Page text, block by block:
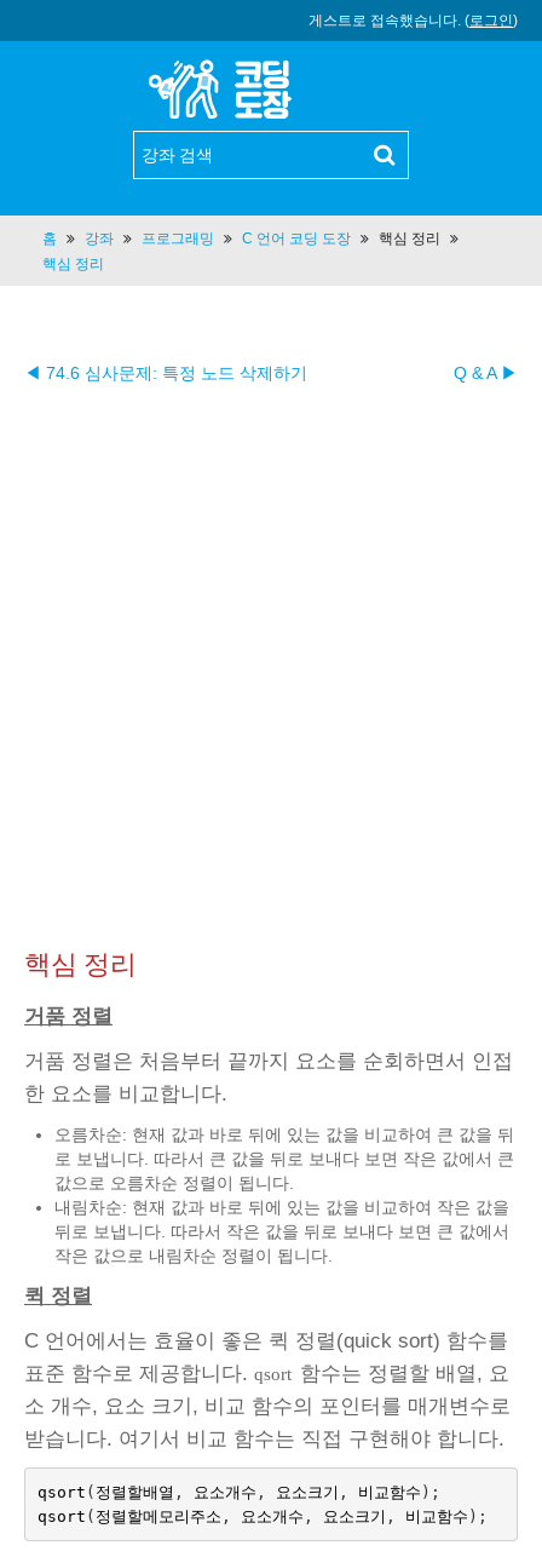
게스트로 접속했습니다. (로그인)
홈 강좌 프로그래밍 C 언어 코딩 도장
핵심 정리
핵심 정리
◀ 74.6 심사문제: 특정 노드 삭제하기 Q & A ▶︎
핵심 정리
거품 정렬
거품 정렬은 처음부터 끝까지 요소를 순회하면서 인접
한 요소를 비교합니다.
오름차순: 현재 값과 바로 뒤에 있는 값을 비교하여 큰 값을 뒤
로 보냅니다. 따라서 큰 값을 뒤로 보내다 보면 작은 값에서 큰
값으로 오름차순 정렬이 됩니다.
내림차순: 현재 값과 바로 뒤에 있는 값을 비교하여 작은 값을
뒤로 보냅니다. 따라서 작은 값을 뒤로 보내다 보면 큰 값에서
작은 값으로 내림차순 정렬이 됩니다.
퀵 정렬
C 언어에서는 효율이 좋은 퀵 정렬(quick sort) 함수를
표준 함수로 제공합니다. qsort 함수는 정렬할 배열, 요
소 개수, 요소 크기, 비교 함수의 포인터를 매개변수로
받습니다. 여기서 비교 함수는 직접 구현해야 합니다.
qsort ( 정렬할배열 , 요소개수 , 요소크기 , 비교함수 );
qsort ( 정렬할메모리주소 , 요소개수 , 요소크기 , 비교함수 );